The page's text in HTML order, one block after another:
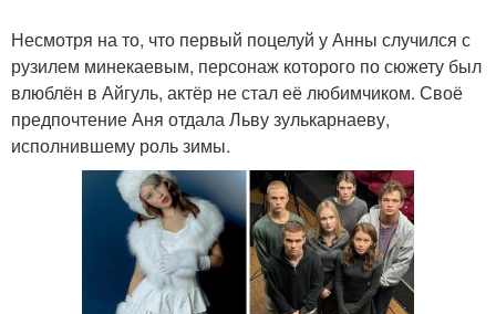
Несмотря на то, что первый поцелуй у Анны случился с
рузилем минекаевым, персонаж которого по сюжету был
влюблён в Айгуль, актёр не стал её любимчиком. Своё
предпочтение Аня отдала Льву зулькарнаеву,
исполнившему роль зимы.